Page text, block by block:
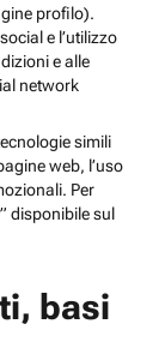
profilo).
e l’utilizzo
e alle
network
simili
web, l’uso
Per
disponibile sul
basi